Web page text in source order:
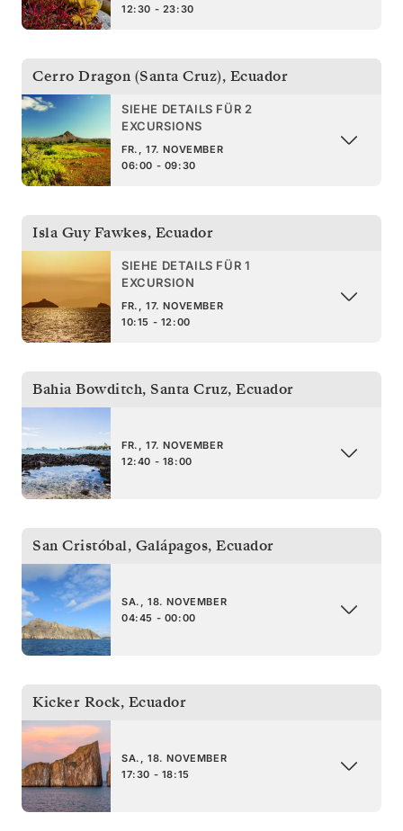
12:30 - 23:30
Cerro Dragon (Santa Cruz), Ecuador
SIEHE DETAILS FÜR 2
EXCURSIONS
FR., 17. NOVEMBER
06:00 - 09:30
Isla Guy Fawkes, Ecuador
SIEHE DETAILS FÜR 1
EXCURSION
FR., 17. NOVEMBER
10:15 - 12:00
Bahia Bowditch, Santa Cruz, Ecuador
FR., 17. NOVEMBER
12:40 - 18:00
San Cristóbal, Galápagos, Ecuador
SA., 18. NOVEMBER
04:45 - 00:00
Kicker Rock, Ecuador
SA., 18. NOVEMBER
17:30 - 18:15